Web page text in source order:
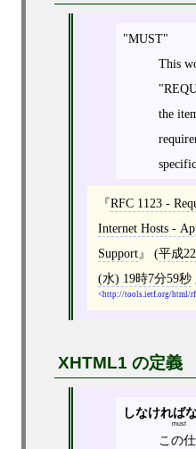
"MUST"
This
the
RFC 1123 -
Internet Hosts -
Support
(平成
(水) 19時7分59秒
http://tools.ietf.org/html/
XHTML1 の定義
しなければ
must
この